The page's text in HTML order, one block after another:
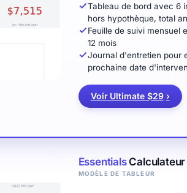
EssentialsCalculateur
MODÈLE DE TABLEUR
Tableau de bord avec 6
hors hypothèque, total
Feuille de suivi mensuel
12 mois
Journal d'entretien pour
prochaine date
Voir Ultimate $29 ›